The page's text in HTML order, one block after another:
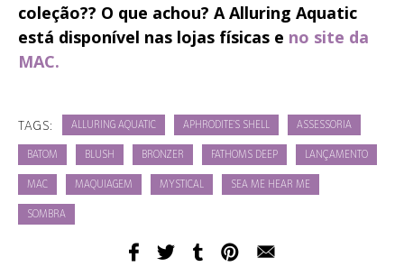
coleção?? O que achou? A Alluring Aquatic
está disponível nas lojas físicas e no site da
MAC.
TAGS: ALLURING AQUATIC APHRODITE'S SHELL ASSESSORIA
BATOM BLUSH BRONZER FATHOMS DEEP LANÇAMENTO
MAC MAQUIAGEM MYSTICAL SEA ME HEAR ME
SOMBRA